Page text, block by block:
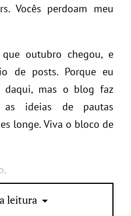
Vocês perdoam meu
outubro chegou, e
de posts. Porque eu
daqui, mas o blog faz
ideias de pautas
longe. Viva o bloco de
leitura